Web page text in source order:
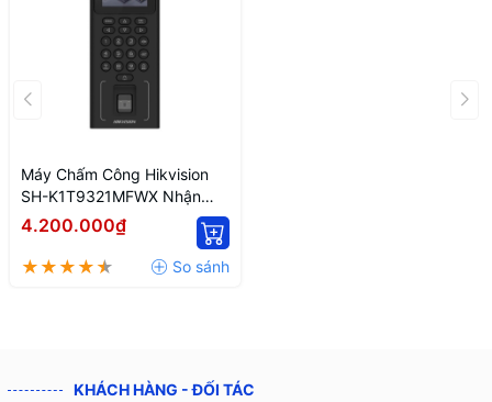
Máy Chấm Công Hikvision
SH-K1T9321MFWX Nhận
Diện Khuôn Mặt, Vân Tay,
4.200.000₫
KHÁCH HÀNG - ĐỐI TÁC